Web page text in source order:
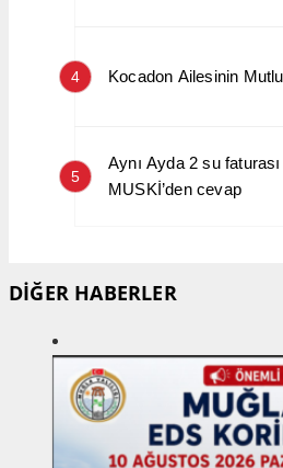
4 Kocadon Ailesinin
5
Aynı Ayda 2 su
MUSKİ’den cevap
DİĞER HABERLER